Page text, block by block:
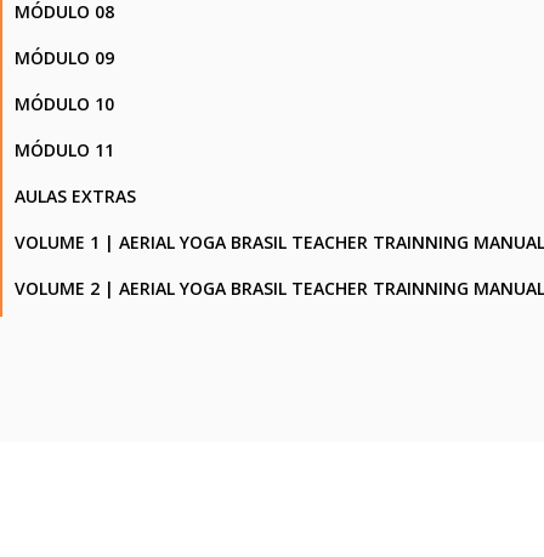
MÓDULO 08
MÓDULO 09
MÓDULO 10
MÓDULO 11
AULAS EXTRAS
VOLUME 1 | AERIAL YOGA BRASIL TEACHER TRAINNING MANUAL
VOLUME 2 | AERIAL YOGA BRASIL TEACHER TRAINNING MANUAL